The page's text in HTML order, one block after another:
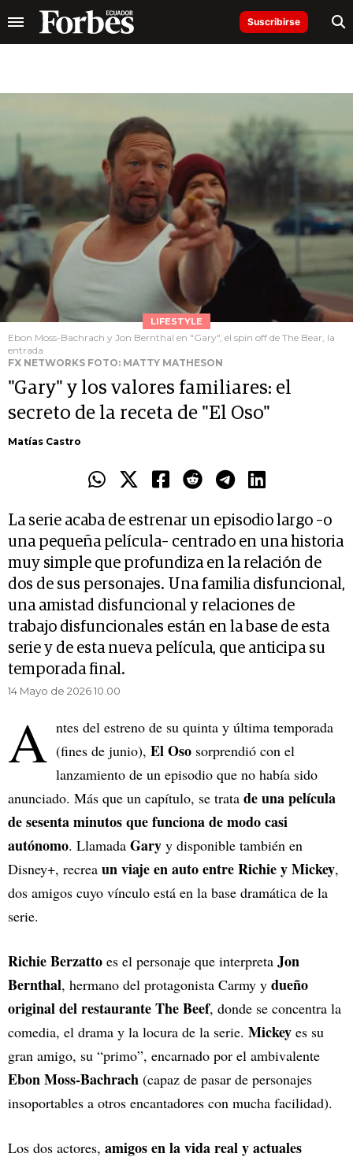
Suscribirse
LIFESTYLE
Ebon Moss-Bachrach y Jon Bernthal en "Gary", el spin off de The Bear, la
entrada
FX NETWORKS FOTO: MATTY MATHESON
"Gary" y los valores familiares: el
secreto de la receta de "El Oso"
Matías Castro
La serie acaba de estrenar un episodio largo –o
una pequeña película– centrado en una historia
muy simple que profundiza en la relación de
dos de sus personajes. Una familia disfuncional,
una amistad disfuncional y relaciones de
trabajo disfuncionales están en la base de esta
serie y de esta nueva película, que anticipa su
temporada final.
14 Mayo de 2026 10.00
A ntes del estreno de su quinta y última temporada
(fines de junio), El Oso sorprendió con el
lanzamiento de un episodio que no había sido
anunciado. Más que un capítulo, se trata de una película
de sesenta minutos que funciona de modo casi
autónomo. Llamada Gary y disponible también en
Disney+, recrea un viaje en auto entre Richie y Mickey,
dos amigos cuyo vínculo está en la base dramática de la
serie.
Richie Berzatto es el personaje que interpreta Jon
Bernthal, hermano del protagonista Carmy y dueño
original del restaurante The Beef, donde se concentra la
comedia, el drama y la locura de la serie. Mickey es su
gran amigo, su “primo”, encarnado por el ambivalente
Ebon Moss‑Bachrach (capaz de pasar de personajes
insoportables a otros encantadores con mucha facilidad).
Los dos actores, amigos en la vida real y actuales